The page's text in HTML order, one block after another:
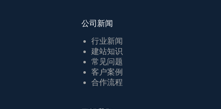
公司新闻
行业新闻
建站知识
常见问题
客户案例
合作流程